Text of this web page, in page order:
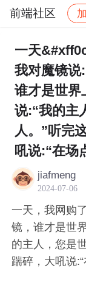
前端社区
社区 前端社区
一天
我对魔镜
谁才是世界
说:“我的主
人。”听完
吼说:“在场
jiafmeng
2024-07-06
一天，我网购
镜，谁才是世
的主人，您是
踹碎，大吼说